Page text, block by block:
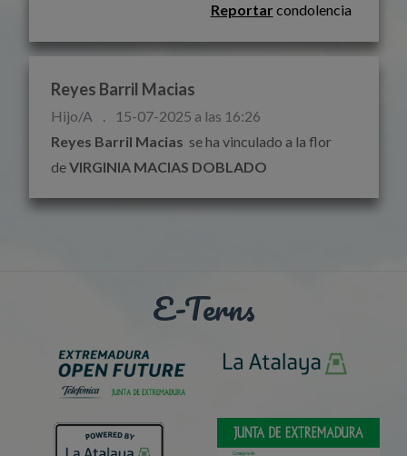
Reportar condolencia
Reyes Barril Macias
Hijo/A .
15-07-2025 a las 16:26
Reyes Barril Macias se ha vinculado a la flor
deVIRGINIA MACIAS DOBLADO
E-Terns